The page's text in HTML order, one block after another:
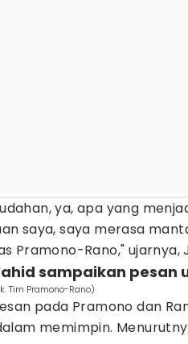
ya, apa yang
saya, saya merasa
Pramono-Rano," ujarnya,
sampaikan pesan
Tim Pramono-Rano)
pada Pramono dan
memimpin.